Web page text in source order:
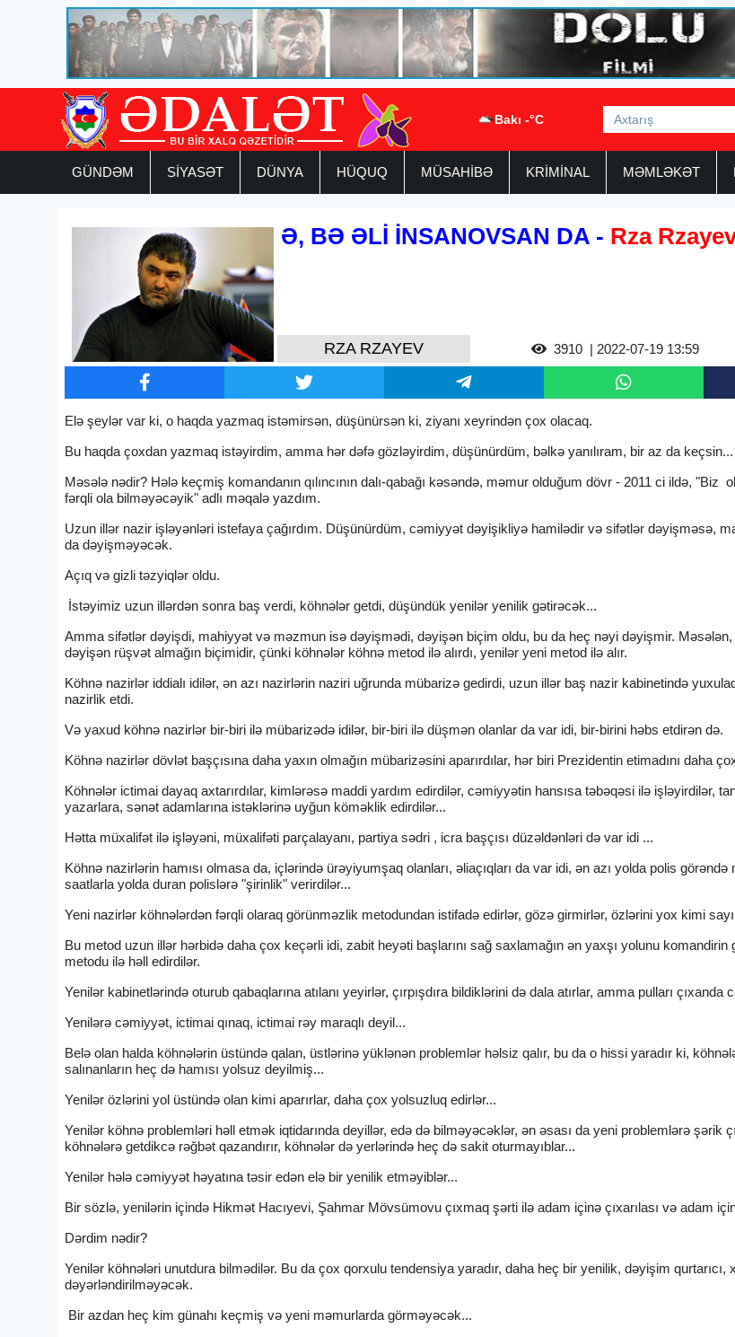
Bakı -°C
GÜNDƏM SİYASƏT DÜNYA HÜQUQ MÜSAHİBƏ KRİMİNAL MƏMLƏKƏT
Ə, BƏ ƏLİ İNSANOVSAN DA - Rza
RZA RZAYEV 3910 | 2022-07-19 13:59
Elə şeylər var ki, o haqda yazmaq istəmirsən, düşünürsən ki, ziyanı xeyrindən çox olacaq.
Bu haqda çoxdan yazmaq istəyirdim, amma hər dəfə gözləyirdim, düşünürdüm, bəlkə yanılıram, bir az da keçsin...
Məsələ nədir? Hələ keçmiş komandanın qılıncının dalı-qabağı kəsəndə, məmur olduğum dövr - 2011 ci ildə, "Biz
fərqli ola bilməyəcəyik" adlı məqalə yazdım.
Uzun illər nazir işləyənləri istefaya çağırdım. Düşünürdüm, cəmiyyət dəyişikliyə hamilədir və sifətlər dəyişməsə,
da dəyişməyəcək.
Açıq və gizli təzyiqlər oldu.
İstəyimiz uzun illərdən sonra baş verdi, köhnələr getdi, düşündük yenilər yenilik gətirəcək...
Amma sifətlər dəyişdi, mahiyyət və məzmun isə dəyişmədi, dəyişən biçim oldu, bu da heç nəyi dəyişmir. Məsələn,
dəyişən rüşvət almağın biçimidir, çünki köhnələr köhnə metod ilə alırdı, yenilər yeni metod ilə alır.
Köhnə nazirlər iddialı idilər, ən azı nazirlərin naziri uğrunda mübarizə gedirdi, uzun illər baş nazir kabinetində
nazirlik etdi.
Və yaxud köhnə nazirlər bir-biri ilə mübarizədə idilər, bir-biri ilə düşmən olanlar da var idi, bir-birini həbs etdirən də.
Köhnə nazirlər dövlət başçısına daha yaxın olmağın mübarizəsini aparırdılar, hər biri Prezidentin etimadını daha
Köhnələr ictimai dayaq axtarırdılar, kimlərəsə maddi yardım edirdilər, cəmiyyətin hansısa təbəqəsi ilə işləyirdilər,
yazarlara, sənət adamlarına istəklərinə uyğun köməklik edirdilər...
Hətta müxalifət ilə işləyəni, müxalifəti parçalayanı, partiya sədri , icra başçısı düzəldənləri də var idi ...
Köhnə nazirlərin hamısı olmasa da, içlərində ürəyiyumşaq olanları, əliaçıqları da var idi, ən azı yolda polis görəndə
saatlarla yolda duran polislərə "şirinlik" verirdilər...
Yeni nazirlər köhnələrdən fərqli olaraq görünməzlik metodundan istifadə edirlər, gözə girmirlər, özlərini yox kimi
Bu metod uzun illər hərbidə daha çox keçərli idi, zabit heyəti başlarını sağ saxlamağın ən yaxşı yolunu
metodu ilə həll edirdilər.
Yenilər kabinetlərində oturub qabaqlarına atılanı yeyirlər, çırpışdıra bildiklərini də dala atırlar, amma pulları çıxanda
Yenilərə cəmiyyət, ictimai qınaq, ictimai rəy maraqlı deyil...
Belə olan halda köhnələrin üstündə qalan, üstlərinə yüklənən problemlər həlsiz qalır, bu da o hissi yaradır ki,
salınanların heç də hamısı yolsuz deyilmiş...
Yenilər özlərini yol üstündə olan kimi aparırlar, daha çox yolsuzluq edirlər...
Yenilər köhnə problemləri həll etmək iqtidarında deyillər, edə də bilməyəcəklər, ən əsası da yeni problemlərə şərik
köhnələrə getdikcə rəğbət qazandırır, köhnələr də yerlərində heç də sakit oturmayıblar...
Yenilər hələ cəmiyyət həyatına təsir edən elə bir yenilik etməyiblər...
Bir sözlə, yenilərin içində Hikmət Hacıyevi, Şahmar Mövsümovu çıxmaq şərti ilə adam içinə çıxarılası və adam
Dərdim nədir?
Yenilər köhnələri unutdura bilmədilər. Bu da çox qorxulu tendensiya yaradır, daha heç bir yenilik, dəyişim
dəyərləndirilməyəcək.
Bir azdan heç kim günahı keçmiş və yeni məmurlarda görməyəcək...